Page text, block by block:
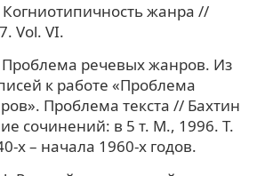
жанра //
Vol. VI.
речевых жанров. Из
к работе «Проблема
Проблема текста // Бахтин
сочинений: в 5 т. М., 1996. Т.
х – начала 1960-х годов.